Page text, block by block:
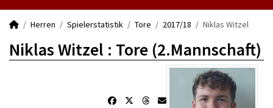
Herren Spielerstatistik Tore 2017/18 Niklas Witzel
Niklas Witzel : Tore (2.Mannschaft)